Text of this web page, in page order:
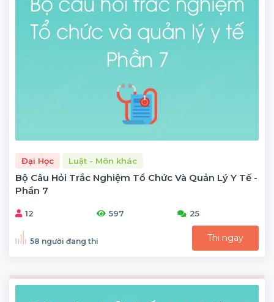
Đại Học Luật - Môn khác
Bộ Câu Hỏi Trắc Nghiệm Tổ Chức Và Quản Lý Y Tế -
Phần 7
12 597 25
58 người đang thi Thi ngay